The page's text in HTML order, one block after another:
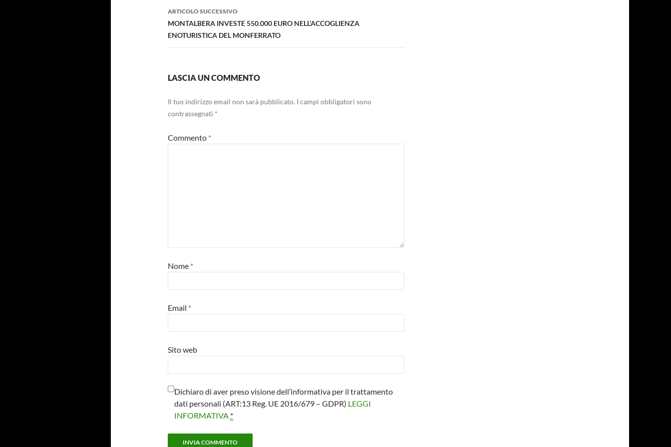
ARTICOLO SUCCESSIVO
MONTALBERA INVESTE 550.000 EURO NELL’ACCOGLIENZA
ENOTURISTICA DEL MONFERRATO
LASCIA UN COMMENTO
Il tuo indirizzo email non sarà pubblicato. I campi obbligatori sono
contrassegnati *
Commento *
Nome *
Email *
Sito web
Dichiaro di aver preso visione dell’informativa per il trattamento
dati personali (ART:13 Reg. UE 2016/679 – GDPR) LEGGI
INFORMATIVA *